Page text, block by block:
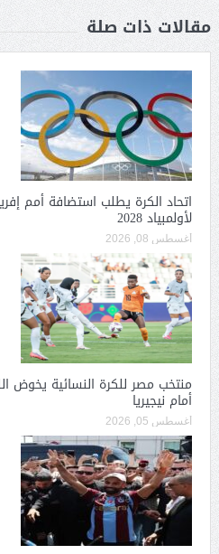
مقالات ذات صلة
لأولمبياد 2028
أغسطس 08, 2026
منتخب مصر للكرة النسائية يخوض
أمام نيجيريا
أغسطس 05, 2026